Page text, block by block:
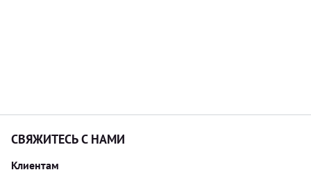
СВЯЖИТЕСЬ С НАМИ
Клиентам